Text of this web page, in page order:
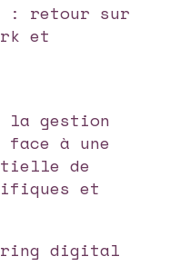
: retour sur
et
la gestion
face à une
de
et
digital